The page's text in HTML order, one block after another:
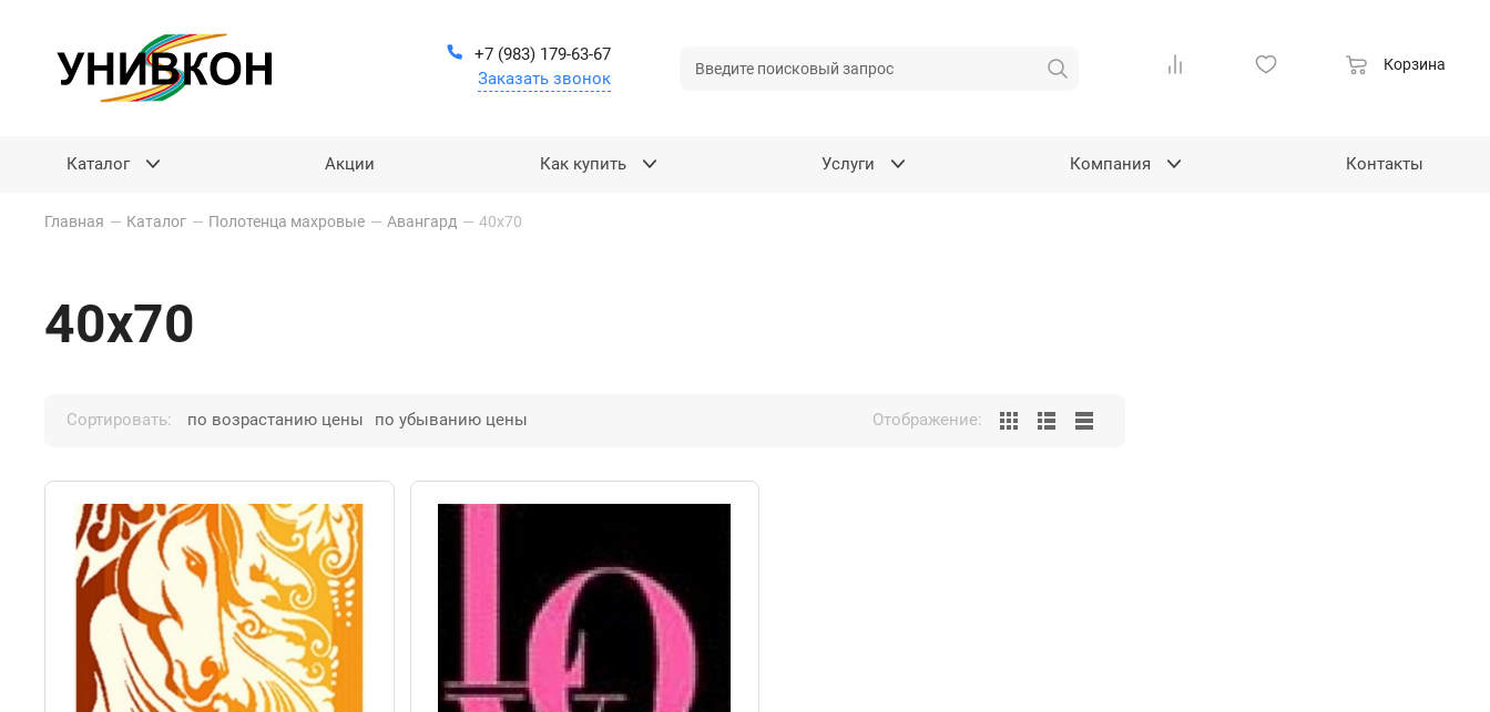
+7 (983) 179-63-67
Заказать звонок
Корзина
Каталог Акции Как купить Услуги Компания Контакты
Главная — Каталог — Полотенца махровые — Авангард — 40х70
40х70
Сортировать: по возрастанию цены по убыванию цены Отображение: